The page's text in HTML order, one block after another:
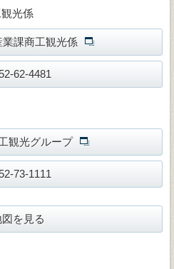
光係
課商工観光係
62-4481
観光グループ
73-1111
を見る